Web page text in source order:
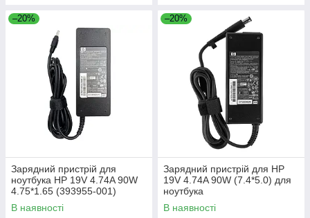
–20%
Зарядний пристрій для
ноутбука HP 19V 4.74A 90W
4.75*1.65 (393955-001)
В наявності
–20%
Зарядний пристрій для HP
19V 4.74A 90W (7.4*5.0) для
ноутбука
В наявності